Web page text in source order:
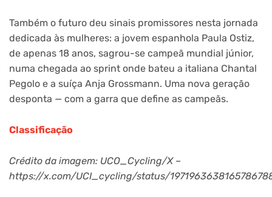
Também o futuro deu sinais promissores nesta jornada
dedicada às mulheres: a jovem espanhola Paula Ostiz,
de apenas 18 anos, sagrou-se campeã mundial júnior,
numa chegada ao sprint onde bateu a italiana Chantal
Pegolo e a suíça Anja Grossmann. Uma nova geração
desponta — com a garra que define as campeãs.
Classificação
Crédito da imagem: UCO_Cycling/X –
https://x.com/UCI_cycling/status/